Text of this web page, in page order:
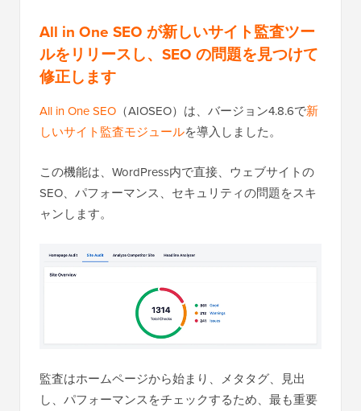
All in One SEO が新しいサイト監査ツー
ルをリリースし、SEO の問題を見つけて
修正します
All in One SEO （AIOSEO）は、バージョン4.8.6で新
しいサイト監査モジュールを導入しました。
この機能は、WordPress内で直接、ウェブサイトの
SEO、パフォーマンス、セキュリティの問題をスキ
ャンします。
監査はホームページから始まり、メタタグ、見出
し、パフォーマンスをチェックするため、最も重要